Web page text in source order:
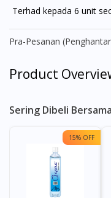
Terhad kepada 6 unit
Pra-Pesanan
Product
Sering Dibeli Bersama
15% OFF